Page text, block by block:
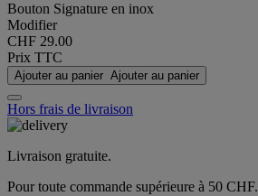
Bouton Signature en inox
Modifier
CHF 29.00
Prix TTC
Ajouter au panier Ajouter au panier
Hors frais de livraison
Livraison gratuite.
Pour toute commande supérieure à 50 CHF.